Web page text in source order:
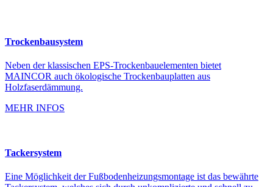
Trockenbausystem
Neben der klassischen EPS-Trockenbauelementen bietet
MAINCOR auch ökologische Trockenbauplatten aus
Holzfaserdämmung.
MEHR INFOS
Tackersystem
Eine Möglichkeit der Fußbodenheizungsmontage ist das bewährte